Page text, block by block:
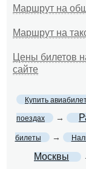
Маршрут на
Маршрут на
Цены билетов
сайте
Купить
поездах →
билеты →
Москвы